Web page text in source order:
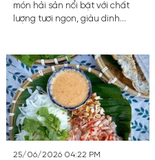
món hải sản nổi bật với chất
lượng tươi ngon, giàu dinh
25/06/2026 04:22 PM